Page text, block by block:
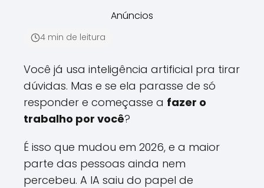
Anúncios
4 min de leitura
Você já usa inteligência artificial pra tirar
dúvidas. Mas e se ela parasse de só
responder e começasse a fazer o
trabalho por você?
É isso que mudou em 2026, e a maior
parte das pessoas ainda nem
percebeu. A IA saiu do papel de